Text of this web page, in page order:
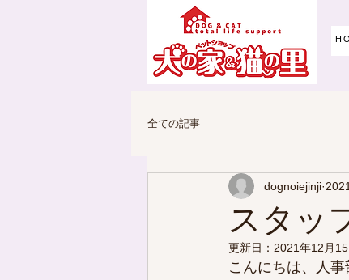
全ての記事
スタッ
dognoiejinji
更新日： 2021年12月15
こんにちは、人事